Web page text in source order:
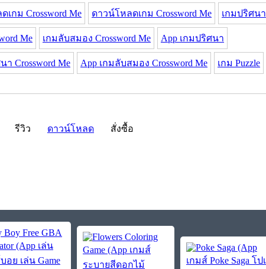
เกม Crossword Me ดาวน์โหลดเกม Crossword Me เกมปริศนา
Me เกมลับสมอง Crossword Me App เกมปริศนา
า Crossword Me App เกมลับสมอง Crossword Me เกม Puzzle
รีวิว ดาวน์โหลด สั่งซื้อ